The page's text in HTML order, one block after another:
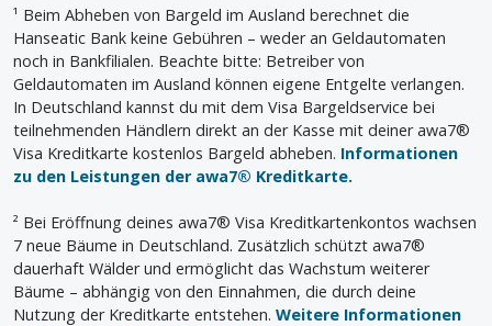
¹ Beim Abheben von Bargeld im Ausland berechnet die
Hanseatic Bank keine Gebühren – weder an Geldautomaten
noch in Bankfilialen. Beachte bitte: Betreiber von
Geldautomaten im Ausland können eigene Entgelte verlangen.
In Deutschland kannst du mit dem Visa Bargeldservice bei
teilnehmenden Händlern direkt an der Kasse mit deiner awa7®
Visa Kreditkarte kostenlos Bargeld abheben. Informationen
zu den Leistungen der awa7® Kreditkarte.
² Bei Eröffnung deines awa7® Visa Kreditkartenkontos wachsen
7 neue Bäume in Deutschland. Zusätzlich schützt awa7®
dauerhaft Wälder und ermöglicht das Wachstum weiterer
Bäume – abhängig von den Einnahmen, die durch deine
Nutzung der Kreditkarte entstehen. Weitere Informationen